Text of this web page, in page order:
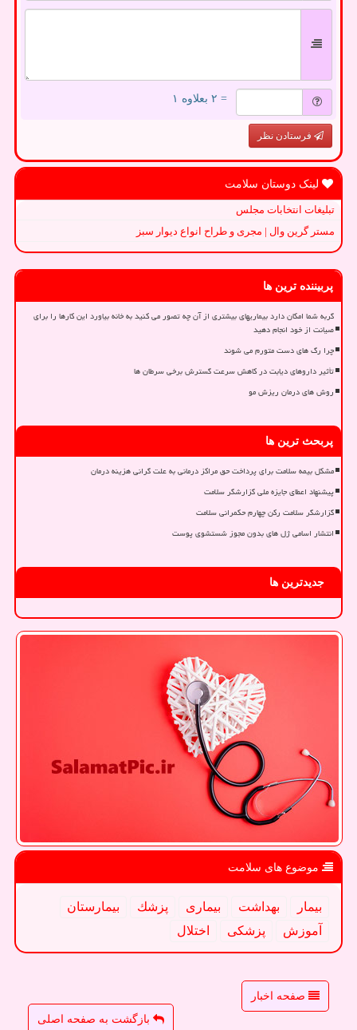
= ۲ بعلاوه ۱
فرستادن نظر
لینک دوستان سلامت
تبلیغات انتخابات مجلس
مستر گرین وال | مجری و طراح انواع دیوار سبز
پربیننده ترین ها
گربه شما امکان دارد بیماریهای بیشتری از آن چه تصور می کنید به خانه بیاورد این کارها را برای
صیانت از خود انجام دهید
چرا رگ های دست متورم می شوند
تأثیر داروهای دیابت در کاهش سرعت گسترش برخی سرطان ها
روش های درمان ریزش مو
پربحث ترین ها
مشکل بیمه سلامت برای پرداخت حق مراکز درمانی به علت گرانی هزینه درمان
پیشنهاد اعطای جایزه ملی گزارشگر سلامت
گزارشگر سلامت رکن چهارم حکمرانی سلامت
انتشار اسامی ژل های بدون مجوز شستشوی پوست
جدیدترین ها
موضوع های سلامت
بیمار بهداشت بیماری پزشك
بیمارستان
آموزش
پزشكی اختلال
صفحه اخبار
بازگشت به صفحه اصلی